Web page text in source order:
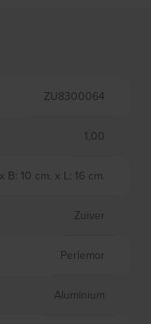
ZU8300064
1,00
B: 10 cm. x L: 16 cm.
Zuiver
Perlemor
Aluminium